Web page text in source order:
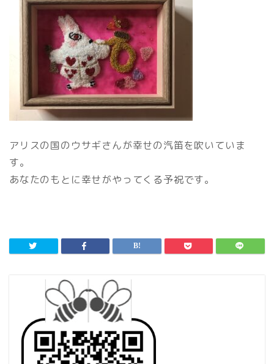
アリスの国のウサギさんが幸せの汽笛を吹いていま
す。
あなたのもとに幸せがやってくる予祝です。